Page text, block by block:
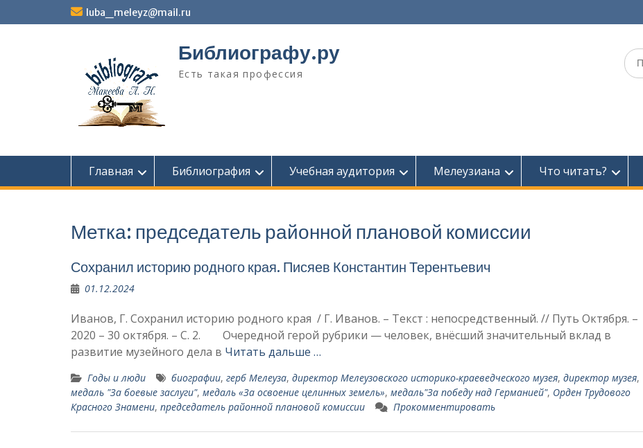
к
luba_meleyz@mail.ru
Библиографу.ру
Есть такая профессия
по:
Главная Библиография Учебная аудитория Мелеузиана Что читать?
Метка: председа­тель районной плановой комиссии
Сохранил историю родного края. Писяев Константин Терентьевич
01.12.2024
Иванов, Г. Сохранил историю родного края / Г. Иванов. – Текст : непосредственный. // Путь Октября. –
2020 – 30 октября. – С. 2. Очередной герой рубрики — человек, внёсший значительный вклад в
развитие музейного дела в Читать дальше …
Годы и люди биографии, герб Мелеуза, дирек­тор Мелеузовского историко-краевед­ческого музея, директор музея,
медаль "За боевые заслуги", медаль «За освоение целинных земель», медаль"За победу над Германией", Орден Трудового
Красного Знамени, председа­тель районной плановой комиссии Прокомментировать